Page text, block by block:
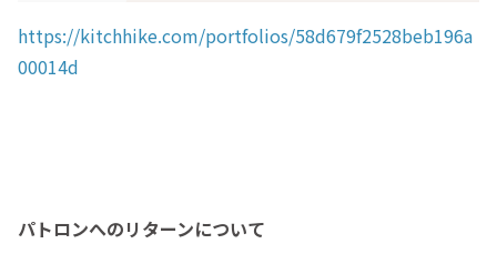
https://kitchhike.com/portfolios/58d679f2528beb196a
00014d
パトロンへのリターンについて